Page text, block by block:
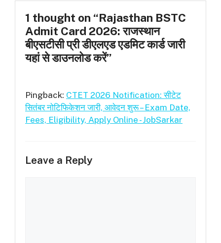
1 thought on “Rajasthan BSTC
Admit Card 2026: राजस्थान
बीएसटीसी प्री डीएलएड एडमिट कार्ड जारी
यहां से डाउनलोड करें”
Pingback: CTET 2026 Notification: सीटेट
सितंबर नोटिफिकेशन जारी, आवेदन शुरू – Exam Date,
Fees, Eligibility, Apply Online - JobSarkar
Leave a Reply